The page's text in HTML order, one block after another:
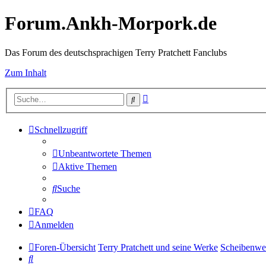
Forum.Ankh-Morpork.de
Das Forum des deutschsprachigen Terry Pratchett Fanclubs
Zum Inhalt
Suche
Schnellzugriff
Unbeantwortete Themen
Aktive Themen
Suche
FAQ
Anmelden
Foren-Übersicht Terry Pratchett und seine Werke
Suche